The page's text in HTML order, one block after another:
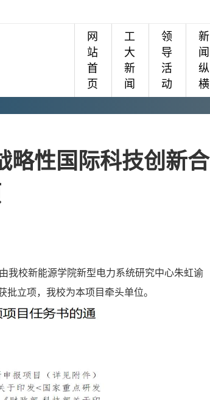
网
站
首
页
工
大
新
闻
领
导
活
动
新
闻
纵
横
略性国际科技创新合
我校新能源学院新型电力系统研究中心朱虹谕
立项，我校为本项目牵头单位。